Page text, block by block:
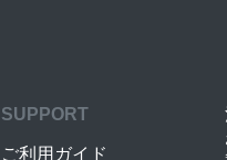
SUPPORT
ご利用ガイド